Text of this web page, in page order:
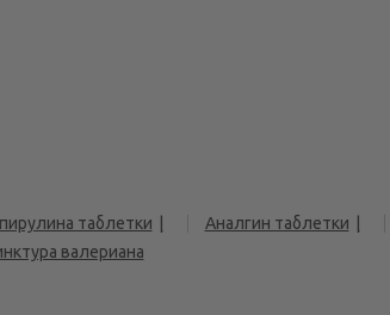
таблетки Аналгин таблетки
валериана